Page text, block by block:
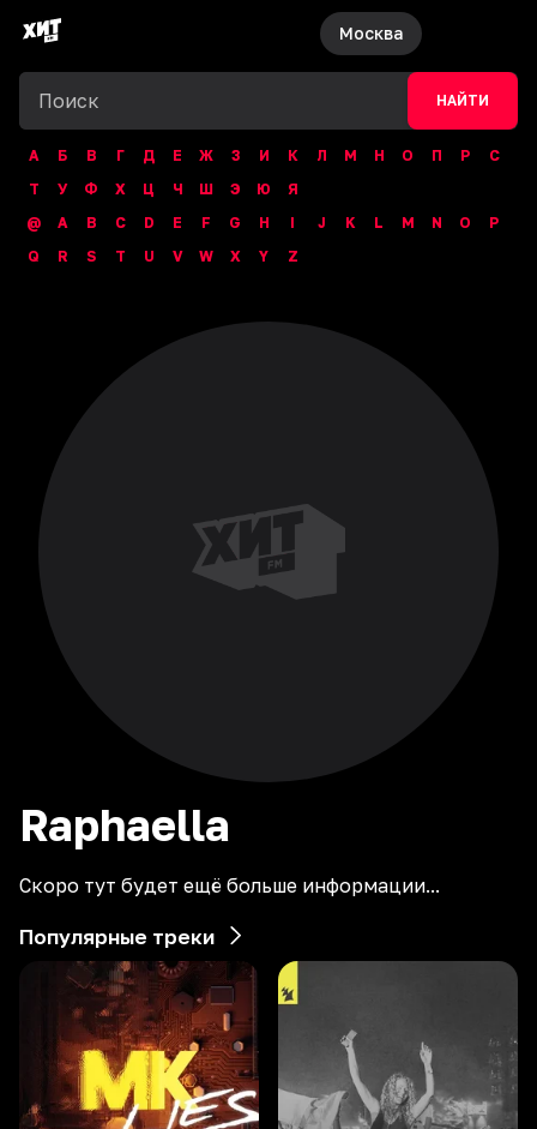
Москва
НАЙТИ
А Б В Г Д Е Ж З И К Л М Н О П Р
С
Т
У Ф Х Ц Ч Ш Э Ю
Я
@
A B C D E F G H I J K L M N O
P
Q
R S T U V W X Y Z
Raphaella
Скоро тут будет ещё больше информации...
Популярные треки